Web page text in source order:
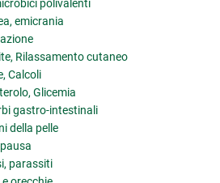
polivalenti
emicrania
Rilassamento cutaneo
Calcoli
Glicemia
gastro-intestinali
della pelle
parassiti